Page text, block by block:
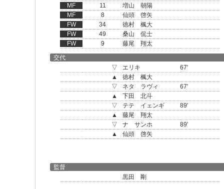
MF
11
増山 朝陽
MF
8
仙頭 啓矢
FW
34
徳村 楓大
FW
49
桑山 侃士
FW
9
藤尾 翔太
交代
▽
エリキ
67'
▲
徳村 楓大
▽
ネタ ラヴィ
67'
▲
下田 北斗
▽
テテ イェンギ
89'
▲
藤尾 翔太
▽
ナ サンホ
89'
▲
仙頭 啓矢
監督
黒田 剛